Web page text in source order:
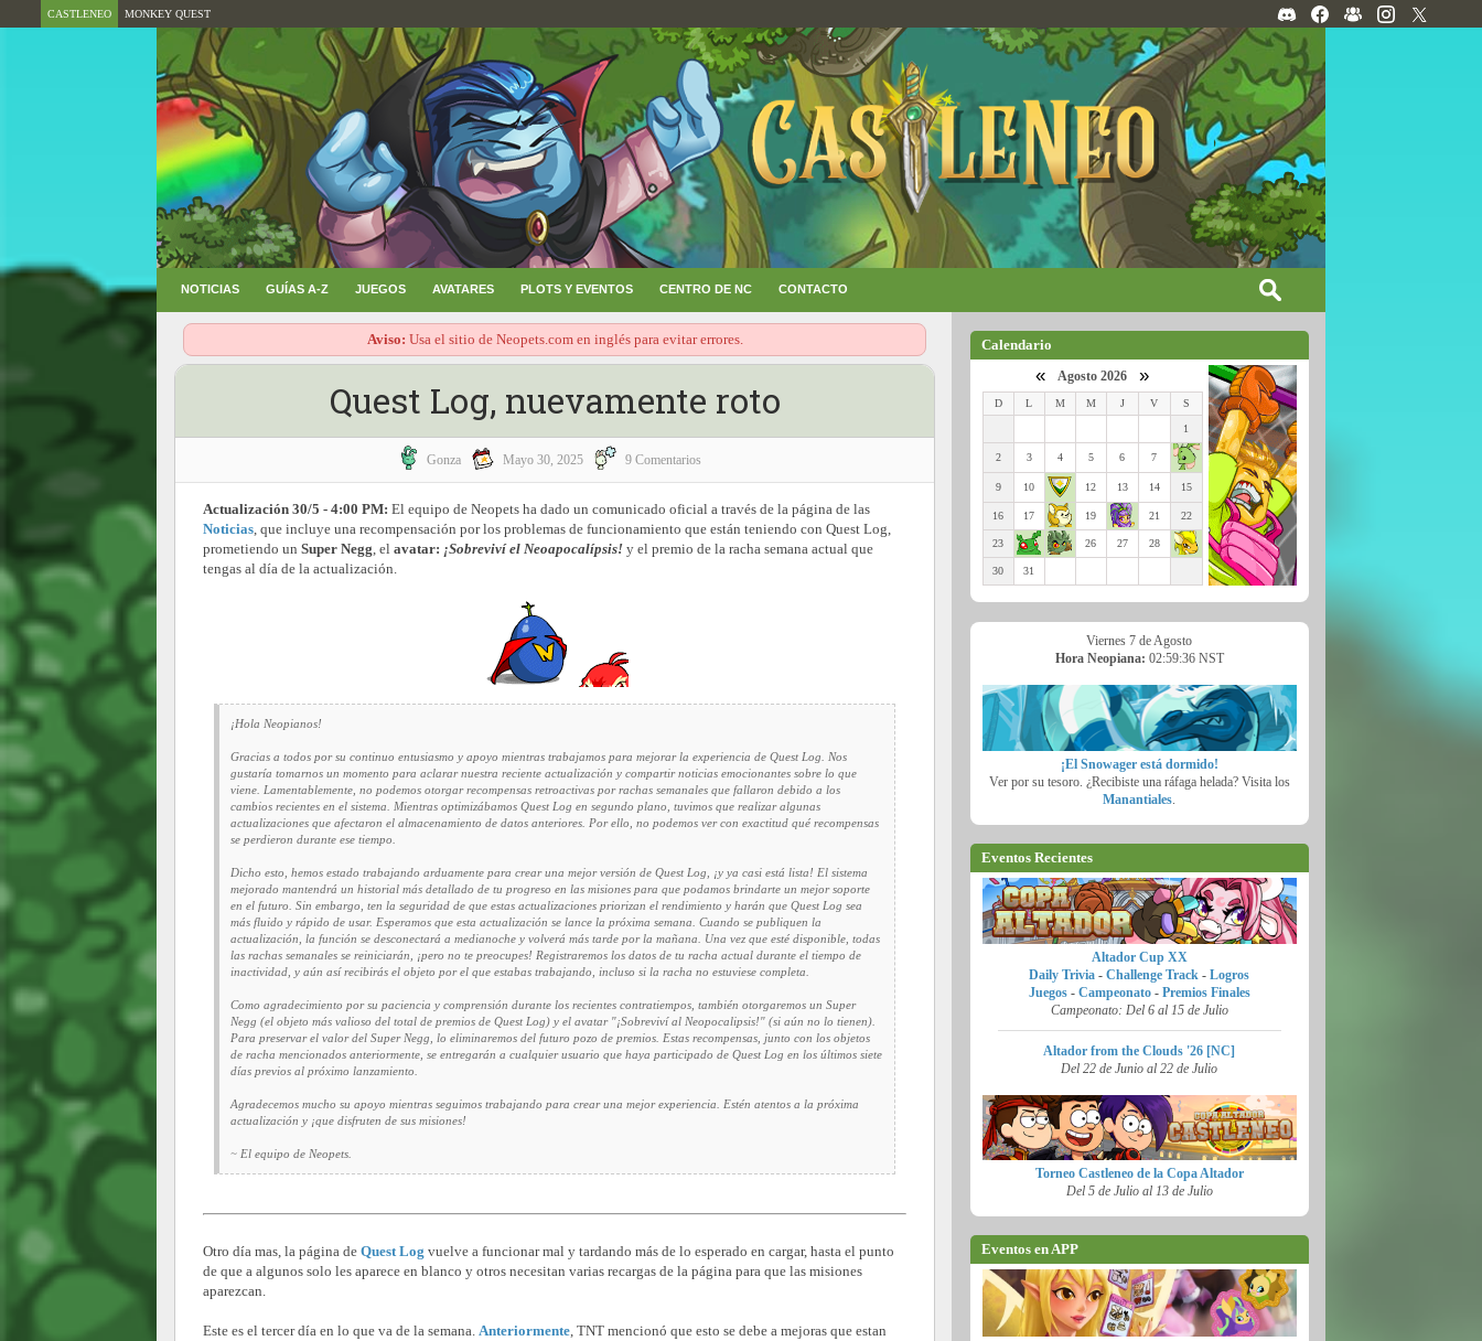
CASTLENEO MONKEY QUEST
NOTICIAS GUÍAS A-Z JUEGOS AVATARES PLOTS Y EVENTOS CENTRO DE NC CONTACTO
Aviso: Usa el sitio de Neopets.com en inglés para evitar errores.
Quest Log, nuevamente roto
Gonza Mayo 30, 2025 9 Comentarios
Actualización 30/5 - 4:00 PM: El equipo de Neopets ha dado un comunicado oficial a través de la página de las
Noticias, que incluye una recompensación por los problemas de funcionamiento que están teniendo con Quest Log,
prometiendo un Super Negg, el avatar: ¡Sobreviví el Neoapocalípsis! y el premio de la racha semana actual que
tengas al día de la actualización.
¡Hola Neopianos!
Gracias a todos por su continuo entusiasmo y apoyo mientras trabajamos para mejorar la experiencia de Quest Log. Nos
gustaría tomarnos un momento para aclarar nuestra reciente actualización y compartir noticias emocionantes sobre lo que
viene. Lamentablemente, no podemos otorgar recompensas retroactivas por rachas semanales que fallaron debido a los
cambios recientes en el sistema. Mientras optimizábamos Quest Log en segundo plano, tuvimos que realizar algunas
actualizaciones que afectaron el almacenamiento de datos anteriores. Por ello, no podemos ver con exactitud qué recompensas
se perdieron durante ese tiempo.
Dicho esto, hemos estado trabajando arduamente para crear una mejor versión de Quest Log, ¡y ya casi está lista! El sistema
mejorado mantendrá un historial más detallado de tu progreso en las misiones para que podamos brindarte un mejor soporte
en el futuro. Sin embargo, ten la seguridad de que estas actualizaciones priorizan el rendimiento y harán que Quest Log sea
más fluido y rápido de usar. Esperamos que esta actualización se lance la próxima semana. Cuando se publiquen la
actualización, la función se desconectará a medianoche y volverá más tarde por la mañana. Una vez que esté disponible, todas
las rachas semanales se reiniciarán, ¡pero no te preocupes! Registraremos los datos de tu racha actual durante el tiempo de
inactividad, y aún así recibirás el objeto por el que estabas trabajando, incluso si la racha no estuviese completa.
Como agradecimiento por su paciencia y comprensión durante los recientes contratiempos, también otorgaremos un Super
Negg (el objeto más valioso del total de premios de Quest Log) y el avatar "¡Sobreviví al Neopocalipsis!" (si aún no lo tienen).
Para preservar el valor del Super Negg, lo eliminaremos del futuro pozo de premios. Estas recompensas, junto con los objetos
de racha mencionados anteriormente, se entregarán a cualquier usuario que haya participado de Quest Log en los últimos siete
días previos al próximo lanzamiento.
Agradecemos mucho su apoyo mientras seguimos trabajando para crear una mejor experiencia. Estén atentos a la próxima
actualización y ¡que disfruten de sus misiones!
~ El equipo de Neopets.
Otro día mas, la página de Quest Log vuelve a funcionar mal y tardando más de lo esperado en cargar, hasta el punto
de que a algunos solo les aparece en blanco y otros necesitan varias recargas de la página para que las misiones
aparezcan.
Este es el tercer día en lo que va de la semana. Anteriormente, TNT mencionó que esto se debe a mejoras que estan
Calendario
« Agosto 2026 »
D L M M J V S
1
2 3 4 5 6 7
9 10 12 13 14 15
16 17 19 21 22
23 26 27 28
30 31
Viernes 7 de Agosto
Hora Neopiana: 02:59:37 NST
¡El Snowager está dormido!
Ver por su tesoro. ¿Recibiste una ráfaga helada? Visita los
Manantiales.
Eventos Recientes
Altador Cup XX
Daily Trivia -Challenge Track -Logros
Juegos- Campeonato- Premios Finales
Campeonato: Del 6 al 15 de Julio
Altador from the Clouds '26 [NC]
Del 22 de Junio al 22 de Julio
Torneo Castleneo de la Copa Altador
Del 5 de Julio al 13 de Julio
Eventos en APP